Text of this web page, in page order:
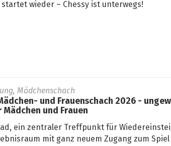
startet wieder – Chessy ist unterwegs!
Mädchenschach
und Frauenschach 2026 -
und Frauen
ein zentraler Treffpunkt für
mit ganz neuem Zugang zum